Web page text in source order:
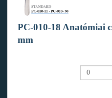
PC-010-18 Anatómiai
mm